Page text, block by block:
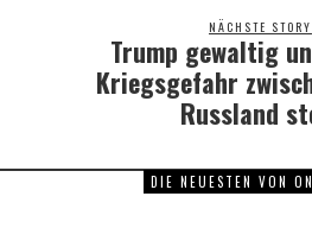
NÄCHSTE STORY
Next
post:
Trump gewaltig
Kriegsgefahr
Russland
DIE NEUESTEN VON